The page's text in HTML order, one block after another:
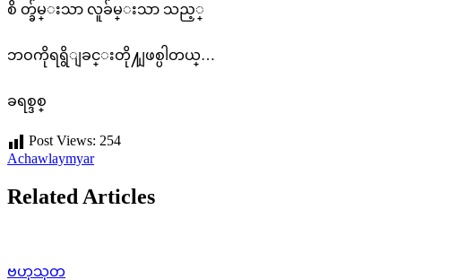
စိ တ္ခ်မ္းသာ လူခ်မ္းသာ သည့္
ဘဝကိုရရွိျခင္းတို႔ျဖစ္ပါတယ္…
ခရစ္ဒစ္
Post Views: 254
Achawlaymyar
Related Articles
ဗဟုသုတ